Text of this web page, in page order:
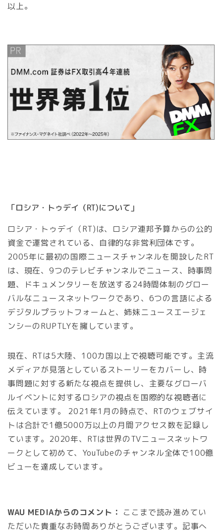
以上。
「ロシア・トゥデイ（RT)について」
ロシア・トゥデイ（RT)は、ロシア連邦予算からの公的
資金で運営されている、自律的な非営利団体です。
2005年に最初の国際ニュースチャンネルを開設したRT
は、現在、9つのテレビチャンネルでニュース、時事問
題、ドキュメンタリーを放送する24時間体制のグロー
バルなニュースネットワークであり、6つの言語による
デジタルプラットフォームと、姉妹ニュースエージェ
ンシーのRUPTLYを擁しています。
現在、RTは5大陸、100カ国以上で視聴可能です。主流
メディアが見落としているストーリーをカバーし、時
事問題に対する新たな視点を提供し、主要なグローバ
ルイベントに対するロシアの視点を国際的な視聴者に
伝えています。 2021年1月の時点で、RTのウェブサイ
トは合計で1億5000万以上の月間アクセス数を記録し
ています。2020年、RTは世界のTVニュースネットワ
ークとして初めて、YouTubeのチャンネル全体で100億
ビューを達成しています。
WAU MEDIAからのコメント： ここまで読み進めてい
ただいた貴重なお時間ありがとうございます。記事へ